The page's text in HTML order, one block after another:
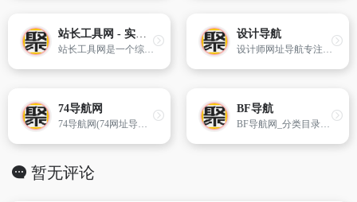
站长工具网 - 实用的在线工具、网址大全及软件下载站
站长工具网是一个综合性的在线工具平台，提供免费的在线工具、软件下载、编程技术、网站源码素材及网址大全等资源分享，致力为中国站长提供便捷实用的在线工具箱！
设计导航
设计师网址导航专注分享优秀设计网站、免费无版权限制可商用的高品质素材,设计教程、尺寸规范、配色方案、设计素材和灵感
74导航网
74导航网(74网址导航)免费收录各类资源技术站点,您的优质网址资源库。是汇集全网优质网址的中外文网址上网导航大全。
BF导航
BF导航网_分类目录_收录精选的导航网站。
暂无评论